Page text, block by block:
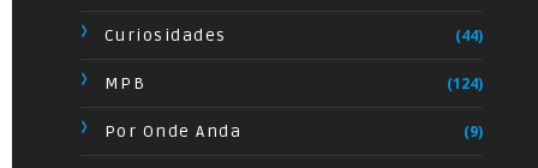
Moda de Viola
Pagode
Curiosidades (44)
MPB (124)
Por Onde Anda (9)